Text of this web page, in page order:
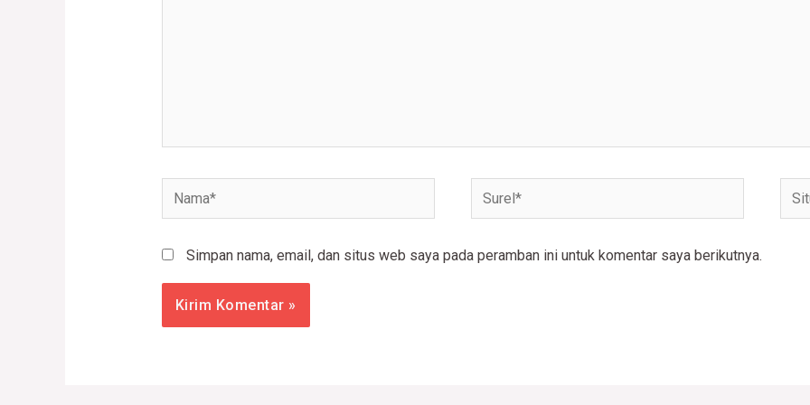
Nama* Surel*
web
Simpan nama, email, dan situs web saya pada peramban ini untuk komentar saya berikutnya.